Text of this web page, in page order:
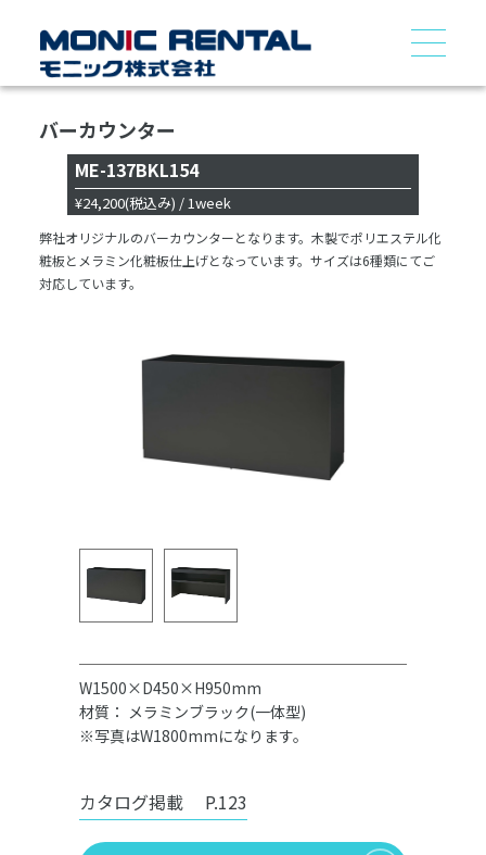
バーカウンター
ME-137BKL154
¥24,200(税込み) / 1week
弊社オリジナルのバーカウンターとなります。木製でポリエステル化
粧板とメラミン化粧板仕上げとなっています。サイズは6種類にてご
対応しています。
W1500×D450×H950mm
材質： メラミンブラック(一体型)
※写真はW1800mmになります。
カタログ掲載 P.123